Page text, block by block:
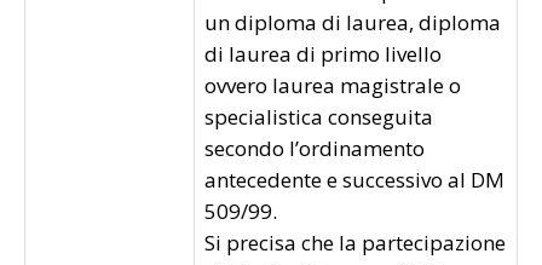
un diploma di laurea, diploma
di laurea di primo livello
ovvero laurea magistrale o
specialistica conseguita
secondo l’ordinamento
antecedente e successivo al DM
509/99.
Si precisa che la partecipazione